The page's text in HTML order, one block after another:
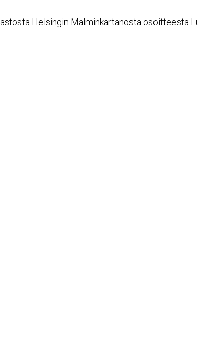
Helsingin Malminkartanosta osoitteesta